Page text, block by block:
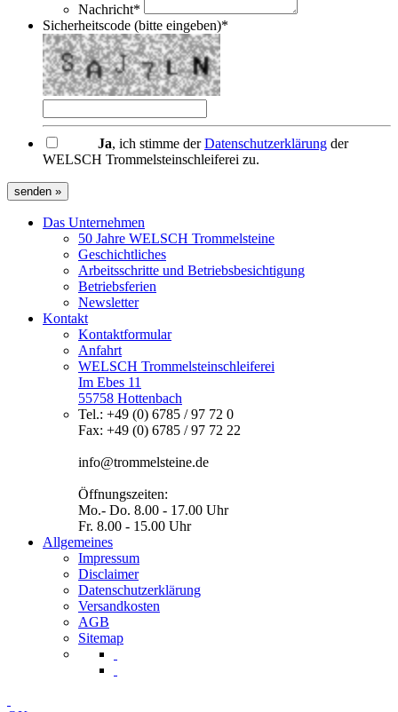
Nachricht*
Sicherheitscode (bitte eingeben)*
Ja, ich stimme derDatenschutzerklärung der
WELSCH Trommelsteinschleiferei zu.
senden »
Das Unternehmen
50 Jahre WELSCH Trommelsteine
Geschichtliches
Arbeitsschritte und Betriebsbesichtigung
Betriebsferien
Newsletter
Kontakt
Kontaktformular
Anfahrt
WELSCH Trommelsteinschleiferei
Im Ebes 11
55758 Hottenbach
Tel.: +49 (0) 6785 / 97 72 0
Fax: +49 (0) 6785 / 97 72 22
info@trommelsteine.de
Öffnungszeiten:
Mo.- Do. 8.00 - 17.00 Uhr
Fr. 8.00 - 15.00 Uhr
Allgemeines
Impressum
Disclaimer
Datenschutzerklärung
Versandkosten
AGB
Sitemap